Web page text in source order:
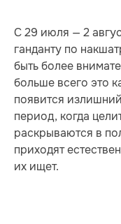
С 29 июля — 2
ганданту по
быть более
больше всего это
появится
период, когда
раскрываются в
приходят
их ищет.